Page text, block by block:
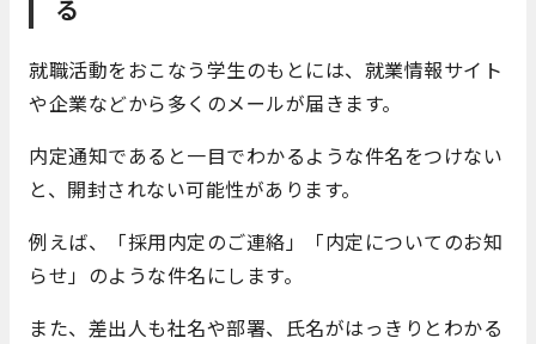
る
就職活動をおこなう学生のもとには、就業情報サイト
や企業などから多くのメールが届きます。
内定通知であると一目でわかるような件名をつけない
と、開封されない可能性があります。
例えば、「採用内定のご連絡」「内定についてのお知
らせ」のような件名にします。
また、差出人も社名や部署、氏名がはっきりとわかる